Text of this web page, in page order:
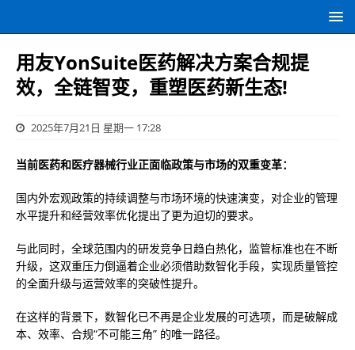
用友YonSuite医药解决方案合规提
效，全链智变，重塑医药新生态!
2025年7月21日 星期一 17:28
当前医药和医疗器械行业正面临政策与市场的双重变革：
国内外宏观政策的持续调整与市场环境的快速演变，对企业的管理
水平提升和经营效率优化提出了更为迫切的要求。
与此同时，全球范围内的研发竞争日趋白热化，监管标准也在不断
升级，这双重压力倒逼着企业必须借助数智化手段，实现质量管控
的全面升级与运营效率的突破性提升。
在这样的背景下，数智化已不再是企业发展的可选项，而是破解成
本、效率、合规“不可能三角” 的唯一路径。